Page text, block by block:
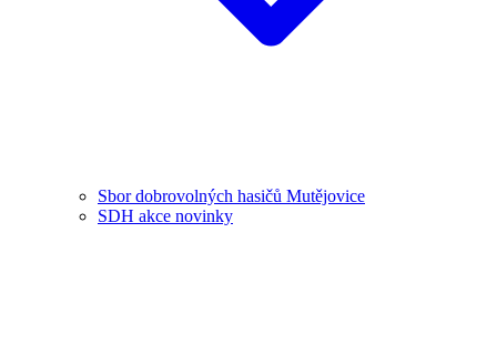
Sbor dobrovolných hasičů Mutějovice
SDH akce novinky